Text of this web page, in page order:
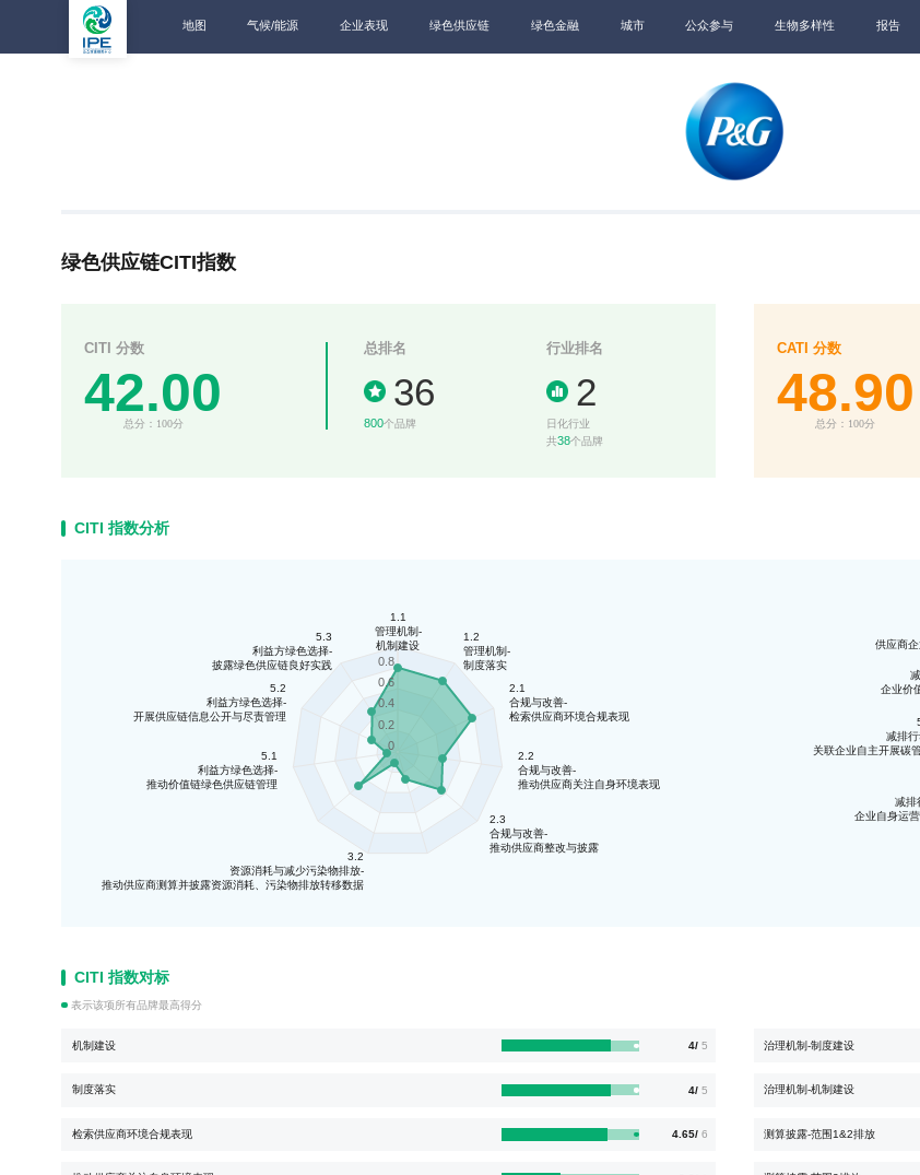
地图 气候/能源 企业表现 绿色供应链 绿色金融 城市 公众参与 生物多样性 报告
绿色供应链CITI指数
CITI 分数
42.00
总分：100分
总排名
36
800个品牌
行业排名
2
日化行业
共38个品牌
CATI 分数
48.90
总分：100分
CITI 指数分析
1.1
管理机制-
机制建设
1.2
管理机制-
制度落实
2.1
合规与改善-
检索供应商环境合规表现
2.2
合规与改善-
推动供应商关注自身环境表现
2.3
合规与改善-
推动供应商整改与披露
3.2
资源消耗与减少污染物排放-
推动供应商测算并披露资源消耗、污染物排放转移数据
5.1
利益方绿色选择-
推动价值链绿色供应链管理
5.2
利益方绿色选择-
开展供应链信息公开与尽责管理
5.3
利益方绿色选择-
披露绿色供应链良好实践
0
0.2
0.4
0.6
0.8
减排
企业自身运
减排
关联企业自主开展碳
企业价
供应商
CITI 指数对标
表示该项所有品牌最高得分
机制建设 4/ 5
制度落实 4/ 5
检索供应商环境合规表现 4.65/ 6
治理机制-制度建设
治理机制-机制建设
测算披露-范围1&2排放